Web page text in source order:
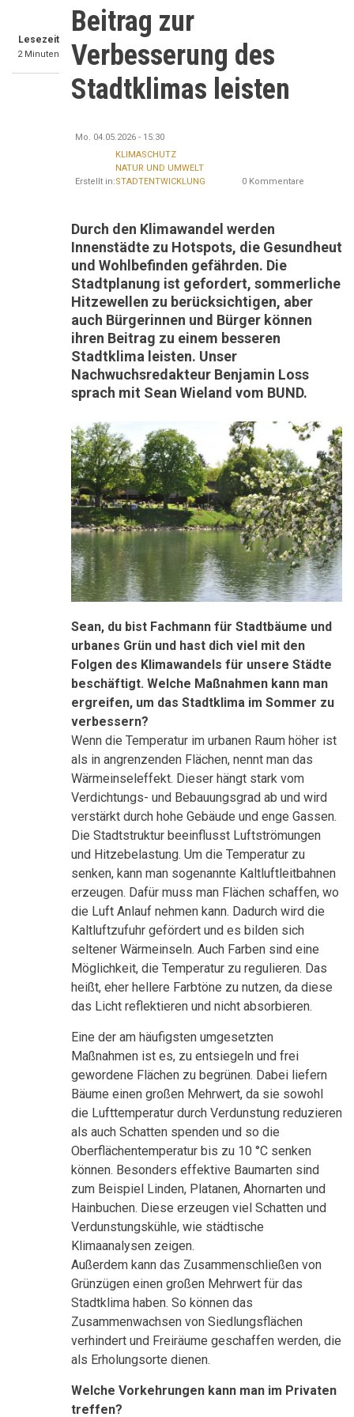
Lesezeit
2 Minuten
Beitrag zur
Verbesserung des
Stadtklimas leisten
Mo. 04.05.2026 - 15:30
Erstellt in:
KLIMASCHUTZ
NATUR UND UMWELT
STADTENTWICKLUNG
0 Kommentare
Durch den Klimawandel werden
Innenstädte zu Hotspots, die Gesundheut
und Wohlbefinden gefährden. Die
Stadtplanung ist gefordert, sommerliche
Hitzewellen zu berücksichtigen, aber
auch Bürgerinnen und Bürger können
ihren Beitrag zu einem besseren
Stadtklima leisten. Unser
Nachwuchsredakteur Benjamin Loss
sprach mit Sean Wieland vom BUND.
Sean, du bist Fachmann für Stadtbäume und
urbanes Grün und hast dich viel mit den
Folgen des Klimawandels für unsere Städte
beschäftigt. Welche Maßnahmen kann man
ergreifen, um das Stadtklima im Sommer zu
verbessern?
Wenn die Temperatur im urbanen Raum höher ist
als in angrenzenden Flächen, nennt man das
Wärmeinseleffekt. Dieser hängt stark vom
Verdichtungs- und Bebauungsgrad ab und wird
verstärkt durch hohe Gebäude und enge Gassen.
Die Stadtstruktur beeinflusst Luftströmungen
und Hitzebelastung. Um die Temperatur zu
senken, kann man sogenannte Kaltluftleitbahnen
erzeugen. Dafür muss man Flächen schaffen, wo
die Luft Anlauf nehmen kann. Dadurch wird die
Kaltluftzufuhr gefördert und es bilden sich
seltener Wärmeinseln. Auch Farben sind eine
Möglichkeit, die Temperatur zu regulieren. Das
heißt, eher hellere Farbtöne zu nutzen, da diese
das Licht reflektieren und nicht absorbieren.
Eine der am häufigsten umgesetzten
Maßnahmen ist es, zu entsiegeln und frei
gewordene Flächen zu begrünen. Dabei liefern
Bäume einen großen Mehrwert, da sie sowohl
die Lufttemperatur durch Verdunstung reduzieren
als auch Schatten spenden und so die
Oberflächentemperatur bis zu 10 °C senken
können. Besonders effektive Baumarten sind
zum Beispiel Linden, Platanen, Ahornarten und
Hainbuchen. Diese erzeugen viel Schatten und
Verdunstungskühle, wie städtische
Klimaanalysen zeigen.
Außerdem kann das Zusammenschließen von
Grünzügen einen großen Mehrwert für das
Stadtklima haben. So können das
Zusammenwachsen von Siedlungsflächen
verhindert und Freiräume geschaffen werden, die
als Erholungsorte dienen.
Welche Vorkehrungen kann man im Privaten
treffen?